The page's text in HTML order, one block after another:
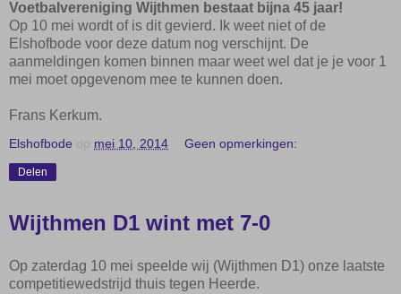
Voetbalvereniging Wijthmen bestaat bijna 45 jaar!
Op 10 mei wordt of is dit gevierd. Ik weet niet of de
Elshofbode voor deze datum nog verschijnt. De
aanmeldingen komen binnen maar weet wel dat je je voor 1
mei moet opgevenom mee te kunnen doen.
Frans Kerkum.
Elshofbode op mei 10, 2014 Geen opmerkingen:
Delen
Wijthmen D1 wint met 7-0
Op zaterdag 10 mei speelde wij (Wijthmen D1) onze laatste
competitiewedstrijd thuis tegen Heerde.